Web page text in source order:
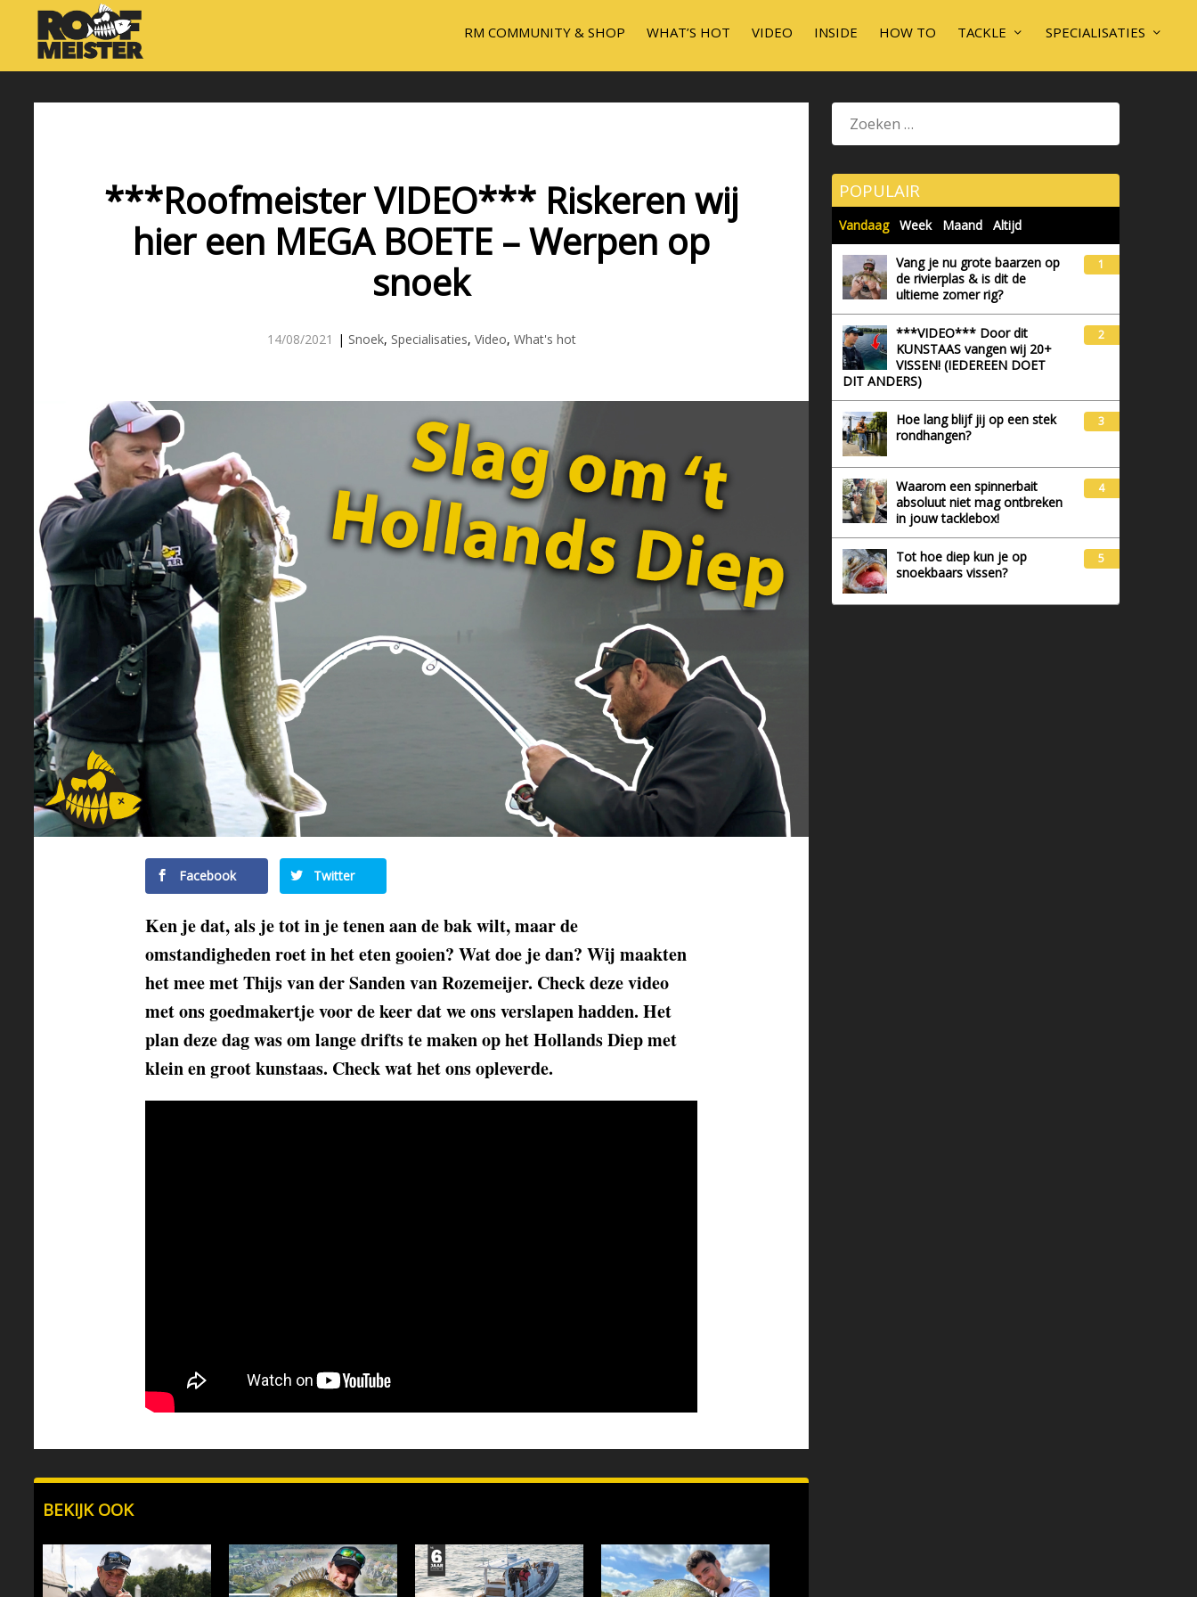
RM COMMUNITY & SHOP WHAT’S HOT VIDEO INSIDE HOW TO TACKLE SPECIALISATIES
***Roofmeister VIDEO*** Riskeren wij
hier een MEGA BOETE – Werpen op
snoek
14/08/2021 | Snoek, Specialisaties, Video, What's hot
Facebook Twitter
Ken je dat, als je tot in je tenen aan de bak wilt, maar de
omstandigheden roet in het eten gooien? Wat doe je dan? Wij maakten
het mee met Thijs van der Sanden van Rozemeijer. Check deze video
met ons goedmakertje voor de keer dat we ons verslapen hadden. Het
plan deze dag was om lange drifts te maken op het Hollands Diep met
klein en groot kunstaas. Check wat het ons opleverde.
BEKIJK OOK
POPULAIR
Vandaag Week Maand Altijd
Vang je nu grote baarzen op
de rivierplas & is dit de
ultieme zomer rig?
1
***VIDEO*** Door dit
KUNSTAAS vangen wij 20+
VISSEN! (IEDEREEN DOET
DIT ANDERS)
2
Hoe lang blijf jij op een stek
rondhangen?
3
Waarom een spinnerbait
absoluut niet mag ontbreken
in jouw tacklebox!
4
Tot hoe diep kun je op
snoekbaars vissen?
5